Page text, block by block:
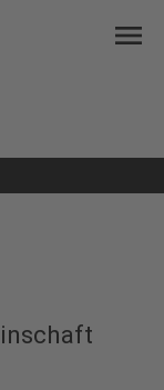
menu